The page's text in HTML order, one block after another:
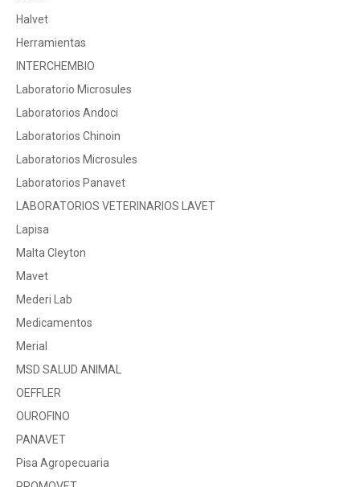
Halvet
Herramientas
INTERCHEMBIO
Laboratorio Microsules
Laboratorios Andoci
Laboratorios Chinoin
Laboratorios Microsules
Laboratorios Panavet
LABORATORIOS VETERINARIOS LAVET
Lapisa
Malta Cleyton
Mavet
Mederi Lab
Medicamentos
Merial
MSD SALUD ANIMAL
OEFFLER
OUROFINO
PANAVET
Pisa Agropecuaria